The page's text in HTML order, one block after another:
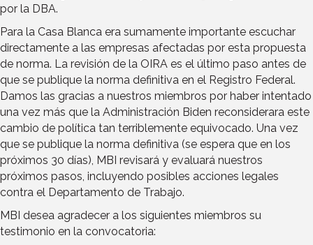
por la DBA.
Para la Casa Blanca era sumamente importante escuchar
directamente a las empresas afectadas por esta propuesta
de norma. La revisión de la OIRA es el último paso antes de
que se publique la norma definitiva en el Registro Federal.
Damos las gracias a nuestros miembros por haber intentado
una vez más que la Administración Biden reconsiderara este
cambio de política tan terriblemente equivocado. Una vez
que se publique la norma definitiva (se espera que en los
próximos 30 días), MBI revisará y evaluará nuestros
próximos pasos, incluyendo posibles acciones legales
contra el Departamento de Trabajo.
MBI desea agradecer a los siguientes miembros su
testimonio en la convocatoria: